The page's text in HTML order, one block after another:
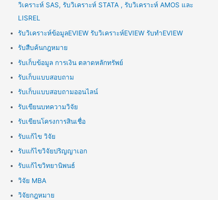
วิเคราะห์ SAS, รับวิเคราะห์ STATA , รับวิเคราะห์ AMOS และ
LISREL
รับวิเคราะห์ข้อมูลEVIEW รับวิเคราะห์EVIEW รับทำEVIEW
รับสืบค้นกฎหมาย
รับเก็บข้อมูล การเงิน ตลาดหลักทรัพย์
รับเก็บแบบสอบถาม
รับเก็บแบบสอบถามออนไลน์
รับเขียนบทความวิจัย
รับเขียนโครงการสินเชื่อ
รับแก้ไข วิจัย
รับแก้ไขวิจัยปริญญาเอก
รับแก้ไขวิทยานิพนธ์
วิจัย MBA
วิจัยกฎหมาย